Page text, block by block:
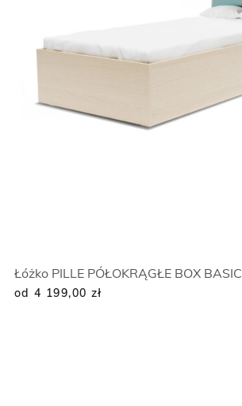
Łóżko PILLE PÓŁOKRĄGŁE BOX BASIC
od 4 199,00 zł